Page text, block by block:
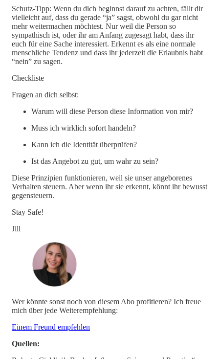
Schutz-Tipp: Wenn du dich beginnst darauf zu achten, fällt dir
vielleicht auf, dass du gerade “ja” sagst, obwohl du gar nicht
mehr weitermachen möchtest. Nur weil die Person so
sympathisch ist, oder ihr am Anfang zugesagt habt, dass ihr
euch für eine Sache interessiert. Erkennt es als eine normale
menschliche Tendenz und dass ihr jederzeit die Erlaubnis habt
“nein” zu sagen.
Checkliste
Fragen an dich selbst:
Warum will diese Person diese Information von mir?
Muss ich wirklich sofort handeln?
Kann ich die Identität überprüfen?
Ist das Angebot zu gut, um wahr zu sein?
Diese Prinzipien funktionieren, weil sie unser angeborenes
Verhalten steuern. Aber wenn ihr sie erkennt, könnt ihr bewusst
gegensteuern.
Stay Safe!
Jill
Wer könnte sonst noch von diesem Abo profitieren? Ich freue
mich über jede Weiterempfehlung:
Einem Freund empfehlen
Quellen: